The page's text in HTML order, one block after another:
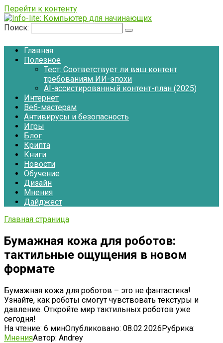
Перейти к контенту
Поиск:
Главная
Полезное
Тест: Соответствует ли ваш контент
требованиям ИИ-эпохи
AI-ассистированный контент-план (2025)
Интернет
Веб-мастерам
Антивирусы и безопасность
Игры
Блог
Крипта
Книги
Новости
Обучение
Дизайн
Мнения
Дайджест
Главная страница
Бумажная кожа для роботов:
тактильные ощущения в новом
формате
Бумажная кожа для роботов – это не фантастика!
Узнайте, как роботы смогут чувствовать текстуры и
давление. Откройте мир тактильных роботов уже
сегодня!
На чтение: 6 минОпубликовано: 08.02.2026Рубрика:
МненияАвтор: Andrey